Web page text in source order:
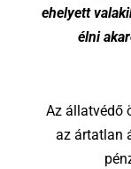
ehelyett
élni
Az állatvédő
az ártatlan